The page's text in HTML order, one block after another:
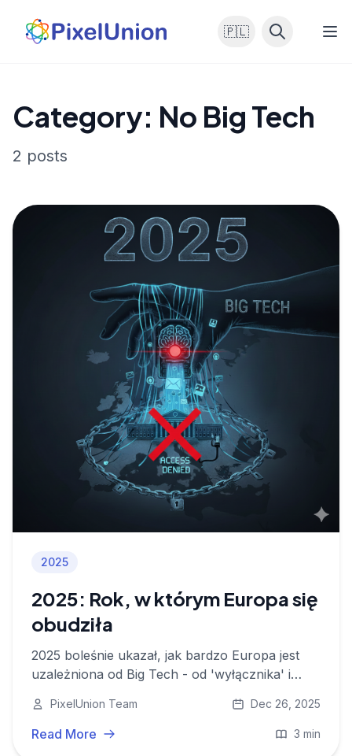
🇵🇱
Category: No Big Tech
2 posts
2025
2025: Rok, w którym Europa się
obudziła
2025 boleśnie ukazał, jak bardzo Europa jest
uzależniona od Big Tech - od 'wyłącznika' i
przywrócenia danych pod europejską ochronę.
PixelUnion Team Dec 26, 2025
Read More 3 min